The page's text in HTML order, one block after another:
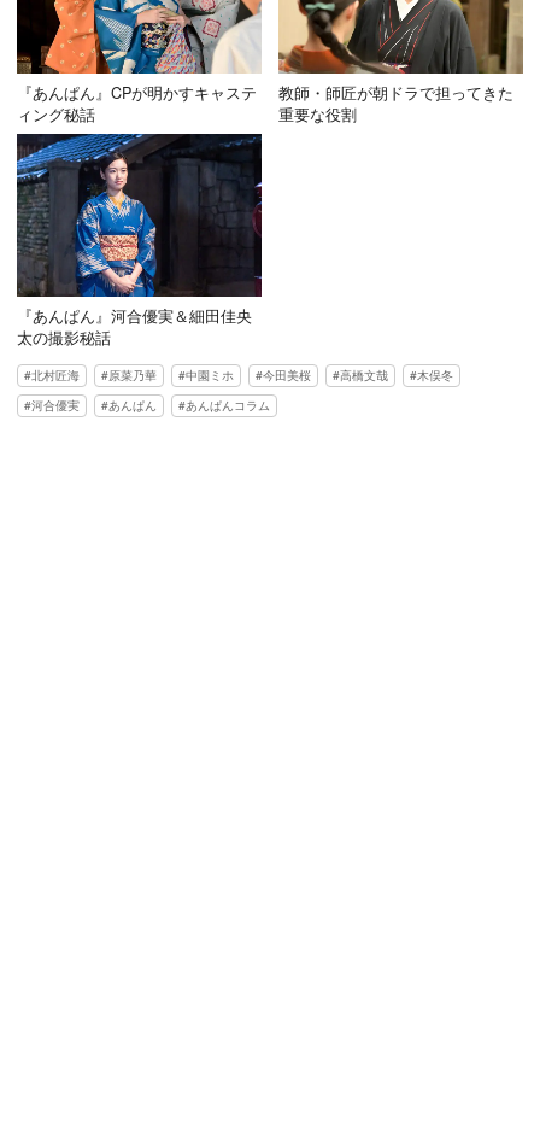
『あんぱん』CPが明かすキャステ
ィング秘話
教師・師匠が朝ドラで担ってきた
重要な役割
『あんぱん』河合優実＆細田佳央
太の撮影秘話
北村匠海 原菜乃華 中園ミホ 今田美桜 高橋文哉
木俣冬
河合優実
あんぱん あんぱんコラム